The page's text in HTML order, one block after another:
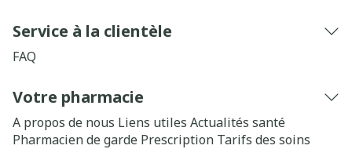
Service à la clientèle
FAQ
Votre pharmacie
A propos de nous Liens utiles Actualités santé
Pharmacien de garde Prescription Tarifs des soins